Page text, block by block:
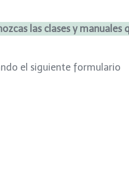
las clases y
el siguiente formulario